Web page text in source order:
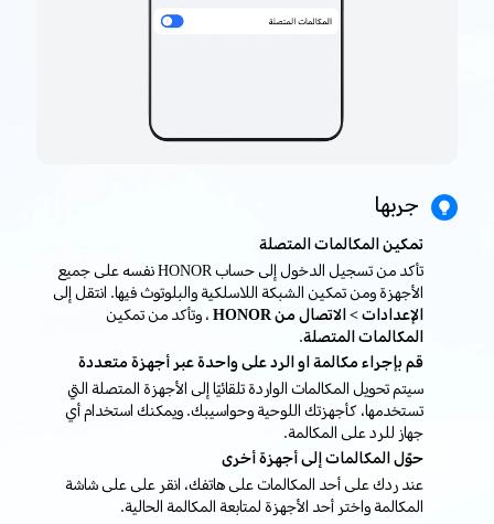
جربها
تمكين المكالمات المتصلة
تأكد من تسجيل الدخول إلى حساب HONOR نفسه على جميع
الأجهزة ومن تمكين الشبكة اللاسلكية والبلوتوث فيها. انتقل إلى
الإعدادات > الاتصال من HONOR
، وتأكد من تمكين
المكالمات المتصلة.
قم بإجراء مكالمة او الرد على واحدة عبر أجهزة متعددة
سيتم تحويل المكالمات الواردة تلقائيًا إلى الأجهزة المتصلة التي
تستخدمها، كأجهزتك اللوحية وحواسيبك. ويمكنك استخدام أي
جهاز للرد على المكالمة.
حوّل المكالمات إلى أجهزة أخرى
عند ردك على أحد المكالمات على هاتفك، انقر على على شاشة
المكالمة واختر أحد الأجهزة لمتابعة المكالمة الحالية.